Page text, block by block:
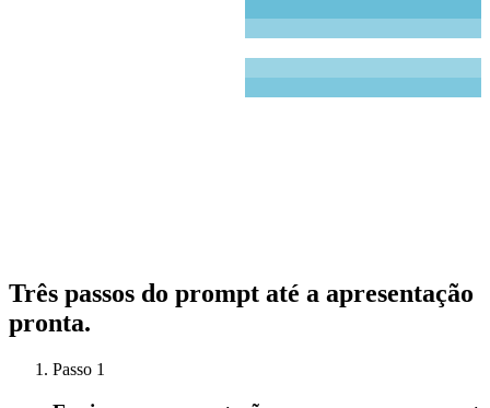
Três passos do prompt até a apresentação
pronta.
Passo 1